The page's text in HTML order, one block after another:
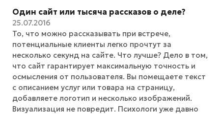
Один сайт или тысяча рассказов о деле?
25.07.2016
То, что можно рассказывать при встрече,
потенциальные клиенты легко прочтут за
несколько секунд на сайте. Что лучше? Дело в том,
что сайт гарантирует максимальную точность и
осмысления от пользователя. Вы помещаете текст
с описанием услуг или товара на страницу,
добавляете логотип и несколько изображений.
Визуализация не повредит. Психологи уже давно